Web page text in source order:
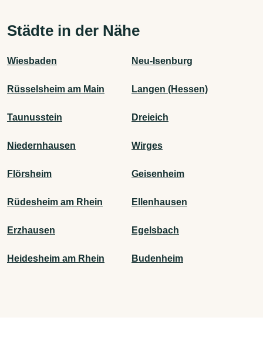
Städte in der Nähe
Wiesbaden Neu-Isenburg
Rüsselsheim am Main Langen (Hessen)
Taunusstein Dreieich
Niedernhausen Wirges
Flörsheim Geisenheim
Rüdesheim am Rhein Ellenhausen
Erzhausen Egelsbach
Heidesheim am Rhein Budenheim